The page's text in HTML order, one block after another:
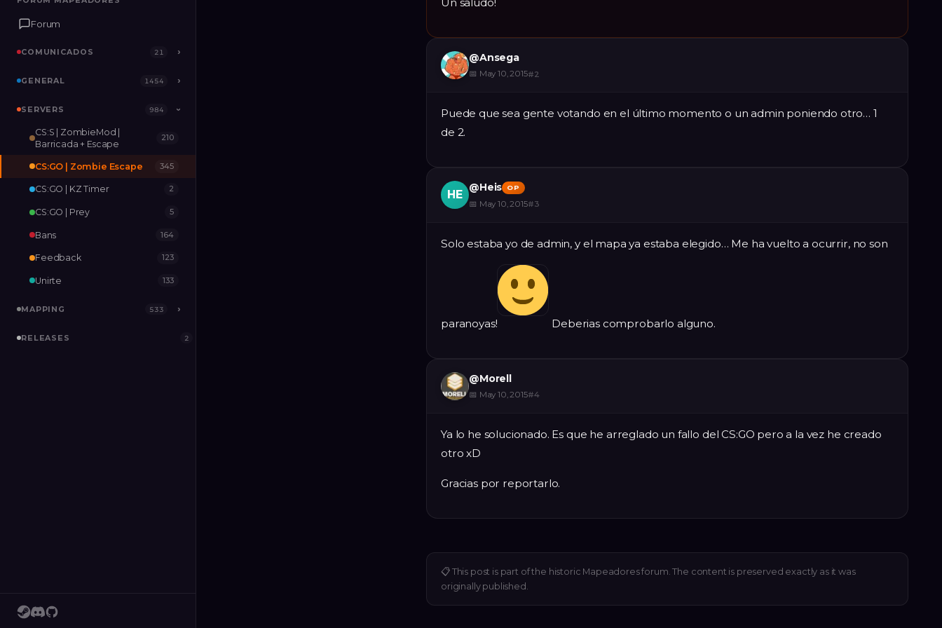
Forum
COMUNICADOS 21 ›
GENERAL 1454 ›
SERVERS 984 ›
MAPPING 533
RELEASES
Forum
COMUNICADOS 21 ›
GENERAL 1454 ›
SERVERS 984 ›
CS:S | ZombieMod |
Barricada + Escape
210
CS:GO | Zombie Escape 345
CS:GO | KZ Timer 2
CS:GO | Prey 5
Bans 164
Feedback 123
Unirte 133
MAPPING 533 ›
RELEASES 2
@Ansega
📅 May 10, 2015#2
Puede que sea gente votando en el último momento o un admin poniendo otro… 1
de 2.
HE
@Heis OP
📅 May 10, 2015#3
Solo estaba yo de admin, y el mapa ya estaba elegido… Me ha vuelto a ocurrir, no son
paranoyas! Deberias comprobarlo alguno.
@Morell
📅 May 10, 2015#4
Ya lo he solucionado. Es que he arreglado un fallo del CS:GO pero a la vez he creado
otro xD
Gracias por reportarlo.
📋 This post is part of the historic Mapeadores forum. The content is preserved exactly as it was
originally published.